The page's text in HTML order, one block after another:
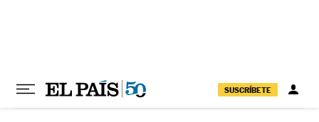
SUSCRÍBETE